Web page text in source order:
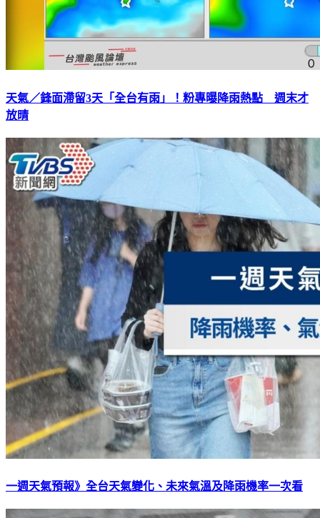
天氣／鋒面滯留3天「全台有雨」！粉專曝降雨熱點 週末才
放晴
一週天氣預報》全台天氣變化、未來氣溫及降雨機率一次看